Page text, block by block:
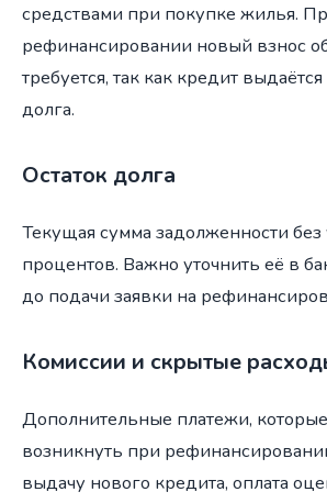
средствами при покупке жилья.
рефинансировании новый взнос
требуется, так как кредит выдаётся
долга.
Остаток долга
Текущая сумма задолженности без
процентов. Важно уточнить её в
до подачи заявки на
Комиссии и скрытые
Дополнительные платежи,
возникнуть при
выдачу нового кредита, оплата